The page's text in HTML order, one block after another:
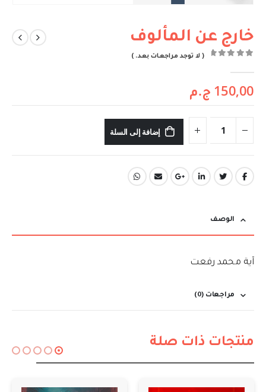
خارج عن المألوف
( لا توجد مراجعات بعد. )
150,00 ج.م
إضافة إلى السلة
الوصف
آية محمد رفعت
مراجعات (0)
منتجات ذات صلة